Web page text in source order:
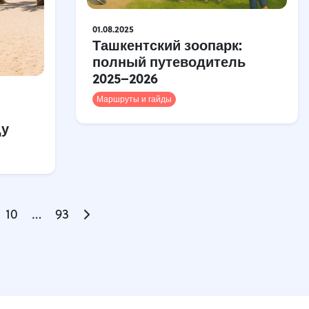
01.08.2025
Ташкентский зоопарк:
полный путеводитель
2025–2026
Маршруты и гайды
10 … 93